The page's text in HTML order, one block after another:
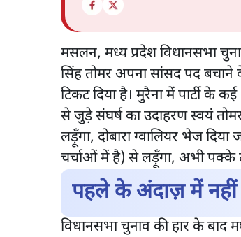
मसलन, मध्य प्रदेश विधानसभा
सिंह तोमर अपना सांसद पद बचाने
टिकट दिया है। मुरैना में पार्टी
से जुड़े संघर्ष का उदाहरण स्वयं
लड़ूँगा, दोबारा ग्वालियर भेज
चर्चाओं में है) से लड़ूँगा, अभी पक्के
पहले के अंदाज़ में नहीं
विधानसभा चुनाव की हार के बाद